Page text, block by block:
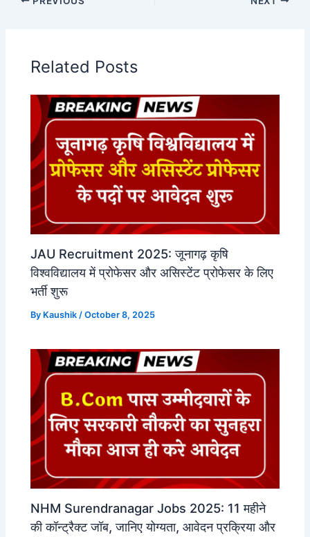
Related Posts
JAU Recruitment 2025: जूनागढ़ कृषि
विश्वविद्यालय में प्रोफेसर और असिस्टेंट प्रोफेसर के लिए
भर्ती शुरू
By Kaushik /October 8, 2025
NHM Surendranagar Jobs 2025: 11 महीने
की कॉन्ट्रैक्ट जॉब, जानिए योग्यता, आवेदन प्रक्रिया और